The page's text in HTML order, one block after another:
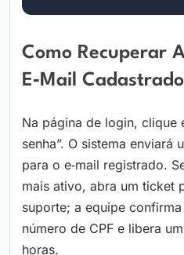
Como Recuperar
E‑mail
Na página de login, clique
senha”. O sistema enviará
para o e‑mail registrado.
mais ativo, abra um ticket
suporte; a equipe
número de CPF e libera
horas.